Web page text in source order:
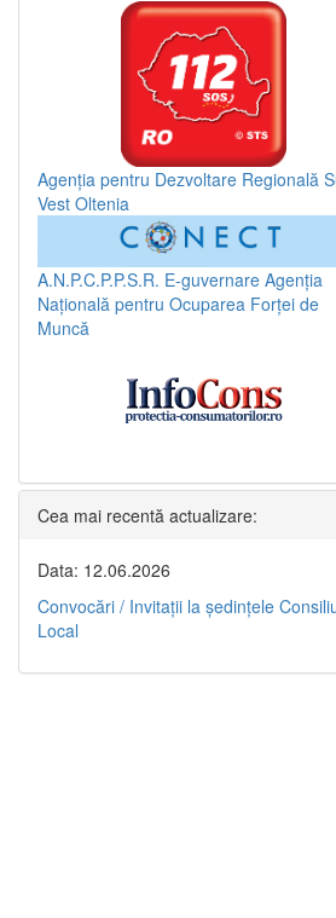
Agenția pentru Dezvoltare Regională
Vest Oltenia
A.N.P.C.P.P.S.R. E-guvernare Agenția
Națională pentru Ocuparea Forței de
Muncă
Cea mai recentă actualizare:
Data: 12.06.2026
Convocări / Invitaţii la şedinţele
Local